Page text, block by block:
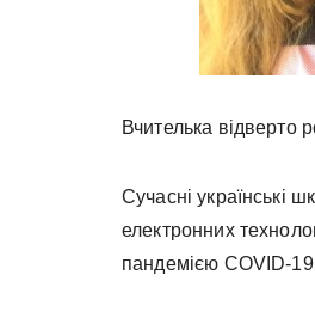
Вчителька відверто
Сучасні українські
електронних
пандемією COVID-19